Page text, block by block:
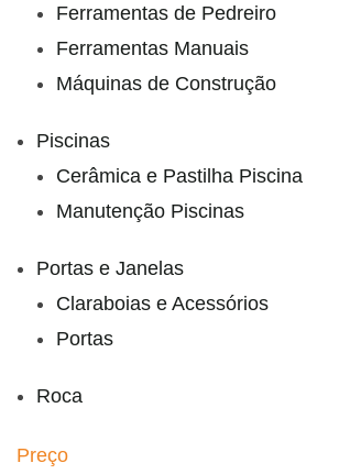
Ferramentas de Pedreiro
Ferramentas Manuais
Máquinas de Construção
Piscinas
Cerâmica e Pastilha Piscina
Manutenção Piscinas
Portas e Janelas
Claraboias e Acessórios
Portas
Roca
Preço